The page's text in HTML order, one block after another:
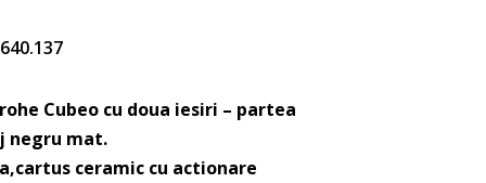
Cubeo cu doua iesiri – partea
negru mat.
ceramic cu actionare